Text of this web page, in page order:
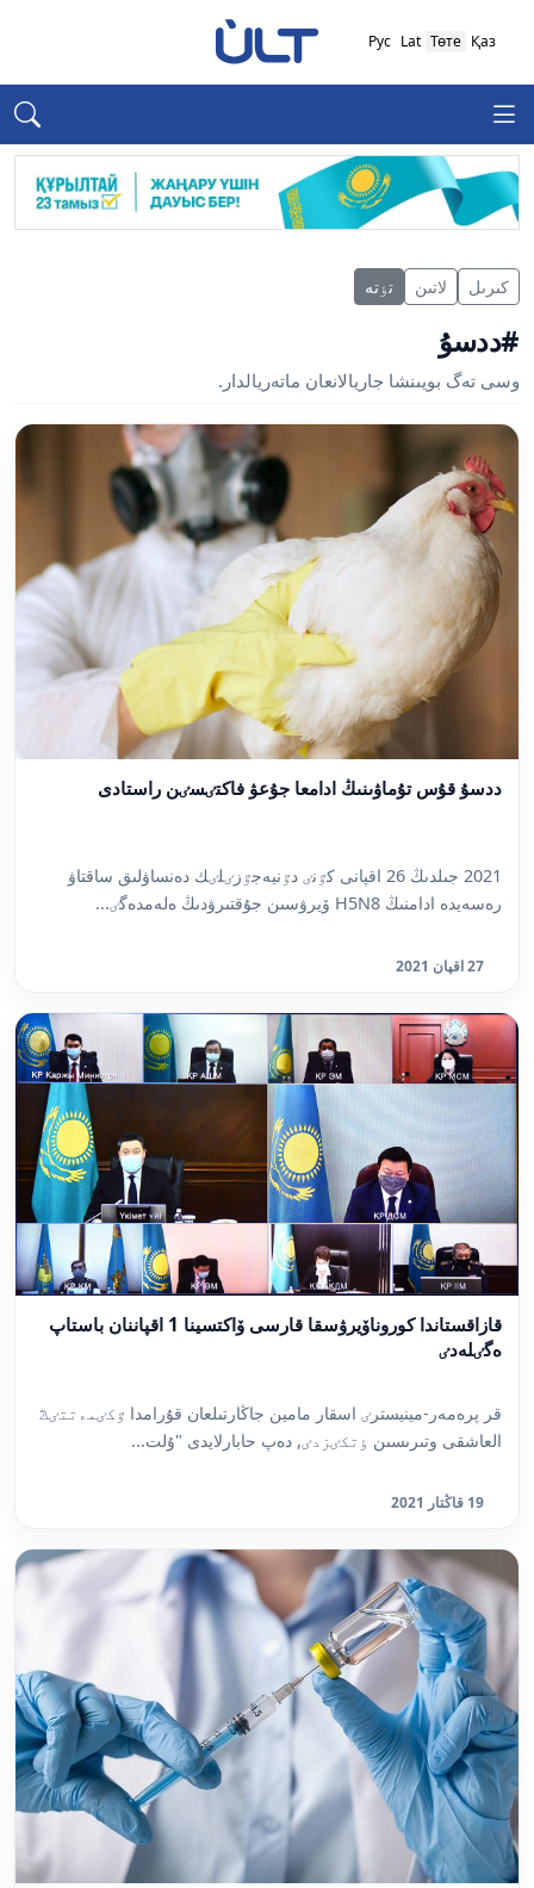
Қаз
Төте
Lat
Рус
كىرىل لاتىن تٶتە
#ددسۇ
وسى تەگ بويىنشا جاريالانعان ماتەريالدار.
ددسۇ قۇس تۇماۋىنىڭ ادامعا جۇعۋ فاكتٸسٸن راستادى
2021 جىلدىڭ 26 اقپانى كٷنٸ دٷنيەجٷزٸلٸك دەنساۋلىق ساقتاۋ
رەسەيدە ادامنىڭ H5N8 ۆيرۋسىن جۇقتىرۋدىڭ ەلەمدەگٸ...
27 اقپان 2021
قازاقستاندا كوروناۆيرۋسقا قارسى ۆاكتسينا 1 اقپاننان باستاپ
ەگٸلەدٸ
قر پرەمەر-مينيسترٸ اسقار مامين جاڭارتىلعان قۇرامدا ٷكٸمەتتٸڭ
العاشقى وتىرىسىن ٶتكٸزدٸ, دەپ حابارلايدى "ۇلت...
19 قاڭتار 2021